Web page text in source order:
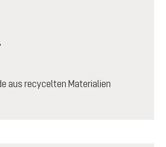
aus recycelten Materialien